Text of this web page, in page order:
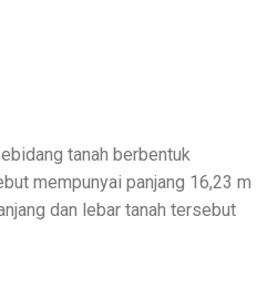
tanah berbentuk
mempunyai panjang 16,23 m
dan lebar tanah tersebut